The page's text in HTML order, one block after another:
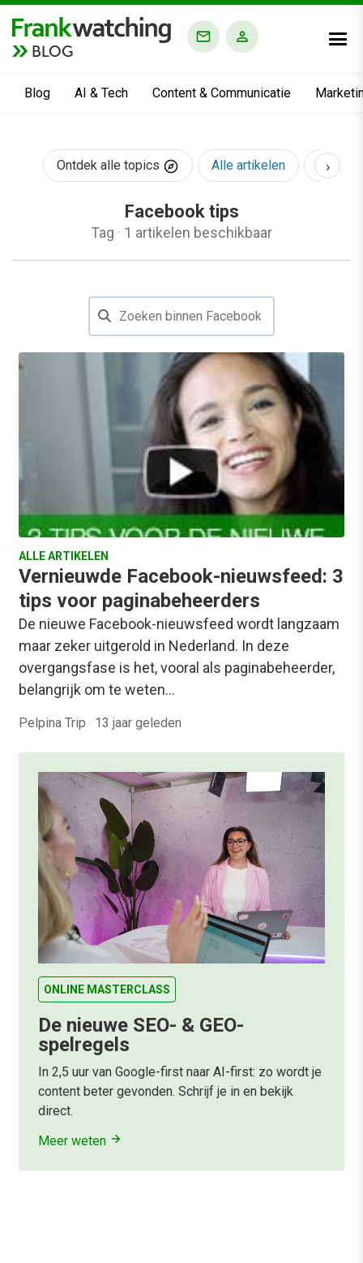
BLOG
Blog AI & Tech Content & Communicatie
Ontdek alle topics Alle artikelen AI &
›
Facebook tips
Tag · 1 artikelen beschikbaar
ALLE ARTIKELEN
Vernieuwde Facebook-nieuwsfeed: 3
tips voor paginabeheerders
De nieuwe Facebook-nieuwsfeed wordt langzaam
maar zeker uitgerold in Nederland. In deze
overgangsfase is het, vooral als paginabeheerder,
belangrijk om te weten…
Pelpina Trip · 13 jaar geleden
ONLINE MASTERCLASS
De nieuwe SEO- & GEO-
spelregels
In 2,5 uur van Google-first naar AI-first: zo wordt je
content beter gevonden. Schrijf je in en bekijk
direct.
Meer weten